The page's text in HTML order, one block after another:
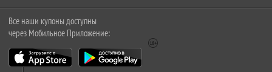
Все наши купоны доступны
через Мобильное Приложение: